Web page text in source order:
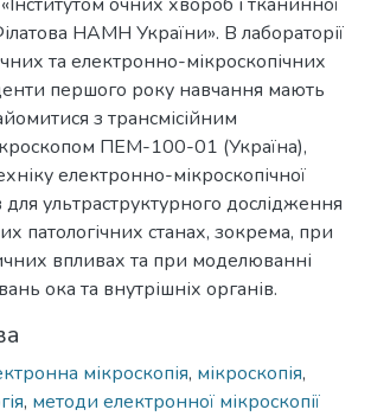
НАМН України». В лабораторії
та електронно-мікроскопічних
першого року навчання мають
з трансмісійним
ПЕМ-100-01 (Україна),
електронно-мікроскопічної
ультраструктурного дослідження
патологічних станах, зокрема, при
впливах та при моделюванні
ока та внутрішніх органів.
мікроскопія, мікроскопія,
, методи електронної мікроскопії